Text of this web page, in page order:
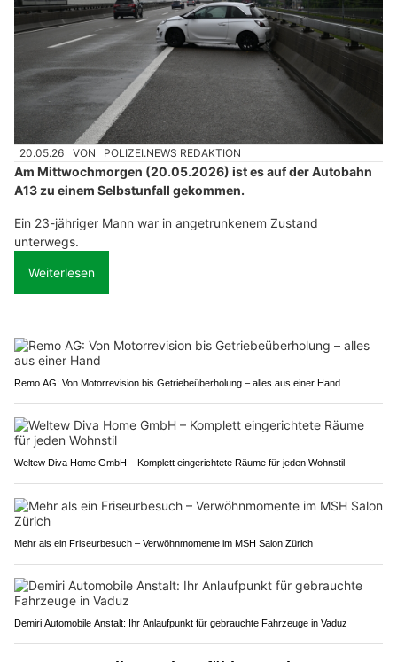
20.05.26 VON POLIZEI.NEWS REDAKTION
Am Mittwochmorgen (20.05.2026) ist es auf der Autobahn
A13 zu einem Selbstunfall gekommen.
Ein 23-jähriger Mann war in angetrunkenem Zustand
unterwegs.
Weiterlesen
Remo AG: Von Motorrevision bis Getriebeüberholung – alles aus einer Hand
Weltew Diva Home GmbH – Komplett eingerichtete Räume für jeden Wohnstil
Mehr als ein Friseurbesuch – Verwöhnmomente im MSH Salon Zürich
Demiri Automobile Anstalt: Ihr Anlaufpunkt für gebrauchte Fahrzeuge in Vaduz